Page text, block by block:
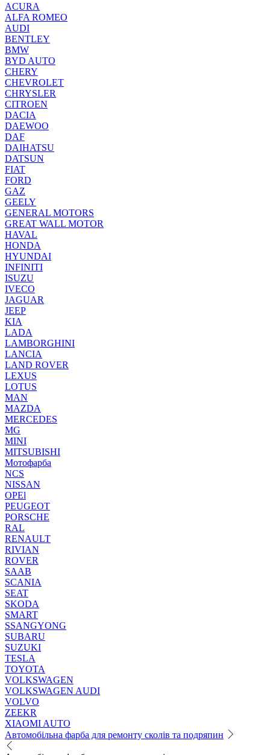
ACURA
ALFA ROMEO
AUDI
BENTLEY
BMW
BYD AUTO
CHERY
CHEVROLET
CHRYSLER
CITROEN
DACIA
DAEWOO
DAF
DAIHATSU
DATSUN
FIAT
FORD
GAZ
GEELY
GENERAL MOTORS
GREAT WALL MOTOR
HAVAL
HONDA
HYUNDAI
INFINITI
ISUZU
IVECO
JAGUAR
JEEP
KIA
LADA
LAMBORGHINI
LANCIA
LAND ROVER
LEXUS
LOTUS
MAN
MAZDA
MERCEDES
MG
MINI
MITSUBISHI
Мотофарба
NCS
NISSAN
OPEl
PEUGEOT
PORSCHE
RAL
RENAULT
RIVIAN
ROVER
SAAB
SCANIA
SEAT
SKODA
SMART
SSANGYONG
SUBARU
SUZUKI
TESLA
TOYOTA
VOLKSWAGEN
VOLKSWAGEN AUDI
VOLVO
ZEEKR
XIAOMI AUTO
Автомобільна фарба для ремонту сколів та подряпин